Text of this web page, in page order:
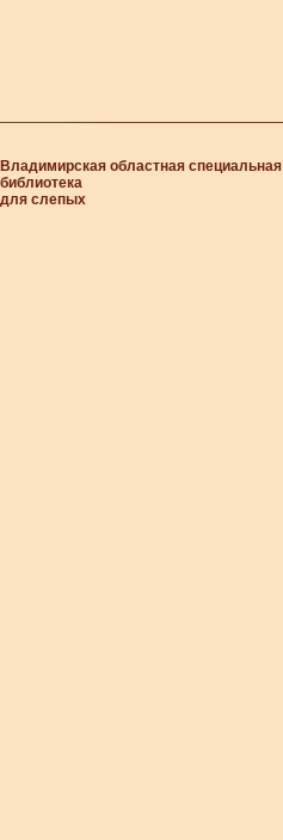
Владимирская областная специальная
библиотека
для слепых